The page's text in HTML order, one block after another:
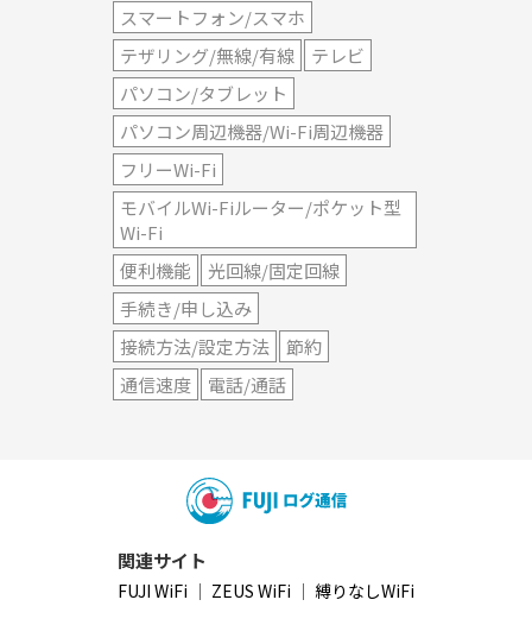
スマートフォン/スマホ
テザリング/無線/有線
テレビ
パソコン/タブレット
パソコン周辺機器/Wi-Fi周辺機器
フリーWi-Fi
モバイルWi-Fiルーター/ポケット型
Wi-Fi
便利機能
光回線/固定回線
手続き/申し込み
接続方法/設定方法
節約
通信速度
電話/通話
関連サイト
FUJI WiFi ｜ ZEUS WiFi ｜ 縛りなしWiFi